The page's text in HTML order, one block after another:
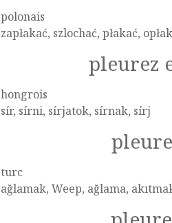
polonais
zapłakać, szlochać, płakać,
pleurez
hongrois
sír, sírni, sírjatok, sírnak, sírj
turc
ağlamak, Weep, ağlama,